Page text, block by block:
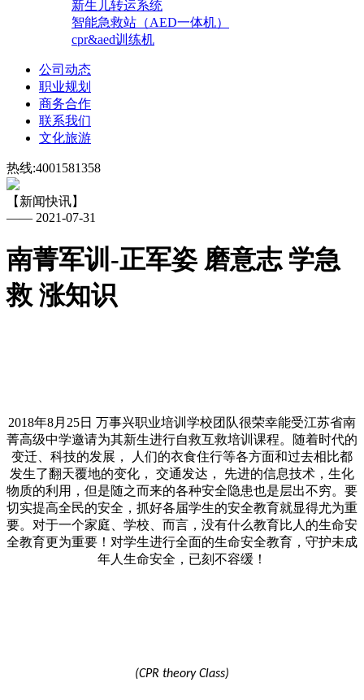
新生儿转运系统
智能急救站（AED一体机）
cpr&aed训练机
公司动态
职业规划
商务合作
联系我们
文化旅游
热线:4001581358
【新闻快讯】
—— 2021-07-31
南菁军训-正军姿 磨意志 学急
救 涨知识
2018年8月25日 万事兴职业培训学校团队很荣幸能受江苏省南
菁高级中学邀请为其新生进行自救互救培训课程。随着时代的
变迁、科技的发展， 人们的衣食住行等各方面和过去相比都
发生了翻天覆地的变化， 交通发达， 先进的信息技术，生化
物质的利用，但是随之而来的各种安全隐患也是层出不穷。要
切实提高全民的安全，抓好各届学生的安全教育就显得尤为重
要。对于一个家庭、学校、而言，没有什么教育比人的生命安
全教育更为重要！对学生进行全面的生命安全教育，守护未成
年人生命安全，已刻不容缓！
(CPR theory Class)